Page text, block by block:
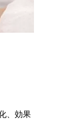
、効果